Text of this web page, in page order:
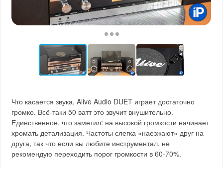
Что касается звука, Alive Audio DUET играет достаточно
громко. Всё-таки 50 ватт это звучит внушительно.
Единственное, что заметил: на высокой громкости начинает
хромать детализация. Частоты слегка «наезжают» друг на
друга, так что если вы любите инструментал, не
рекомендую переходить порог громкости в 60-70%.